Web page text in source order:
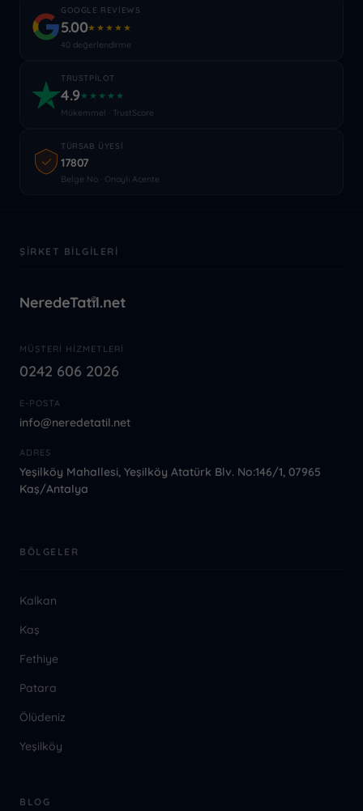
GOOGLE REVIEWS
5.00★★★★★
40 değerlendirme
TRUSTPILOT
4.9★★★★★
Mükemmel · TrustScore
TÜRSAB ÜYESI
17807
Belge No · Onaylı Acente
ŞIRKET BILGILERI
MÜŞTERI HIZMETLERI
0242 606 2026
E-POSTA
info@neredetatil.net
ADRES
Yeşilköy Mahallesi, Yeşilköy Atatürk Blv. No:146/1, 07965
Kaş/Antalya
BÖLGELER
Kalkan
Kaş
Fethiye
Patara
Ölüdeniz
Yeşilköy
BLOG